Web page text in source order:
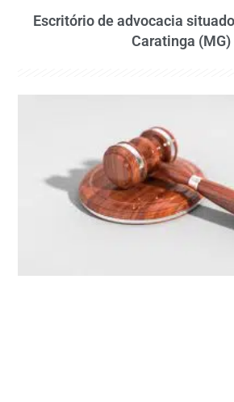
Escritório de advocacia
Caratinga (MG)